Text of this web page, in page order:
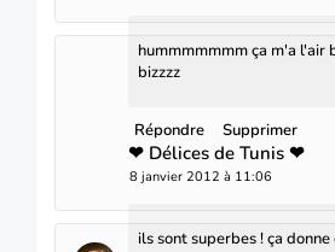
hummmmmmm ça m'a l'air
bizzzz
Répondre Supprimer
❤ Délices de Tunis ❤
8 janvier 2012 à 11:06
ils sont superbes ! ça donne